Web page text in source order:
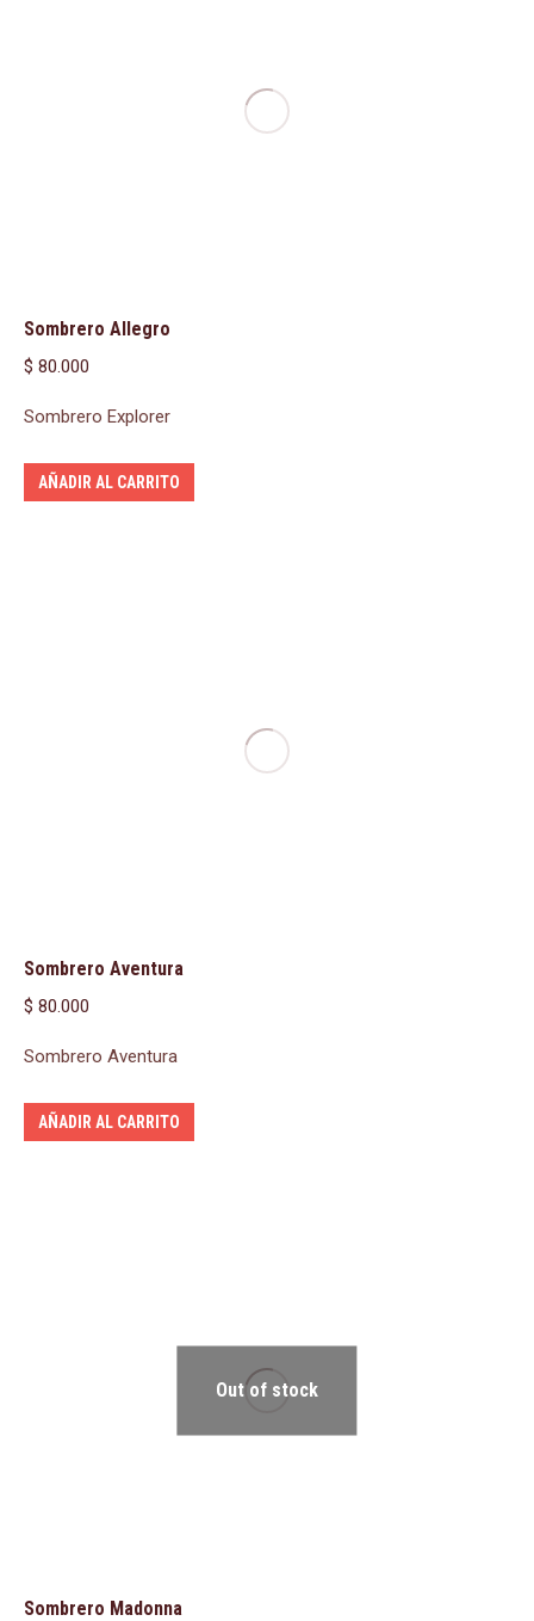
Sombrero Allegro
$ 80.000
Sombrero Explorer
AÑADIR AL CARRITO
Sombrero Aventura
$ 80.000
Sombrero Aventura
AÑADIR AL CARRITO
Out of stock
Sombrero Madonna